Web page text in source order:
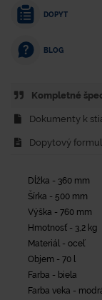
DOPYT
BLOG
Kompletné
Dokumenty k
Dopytový
Dĺžka - 360 mm
Šírka - 500 mm
Výška - 760 mm
Hmotnosť - 3,2 kg
Materiál - oceľ
Objem - 70 l
Farba - biela
Farba veka -